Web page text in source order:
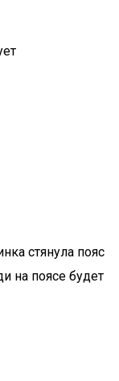
стянула пояс
на поясе будет